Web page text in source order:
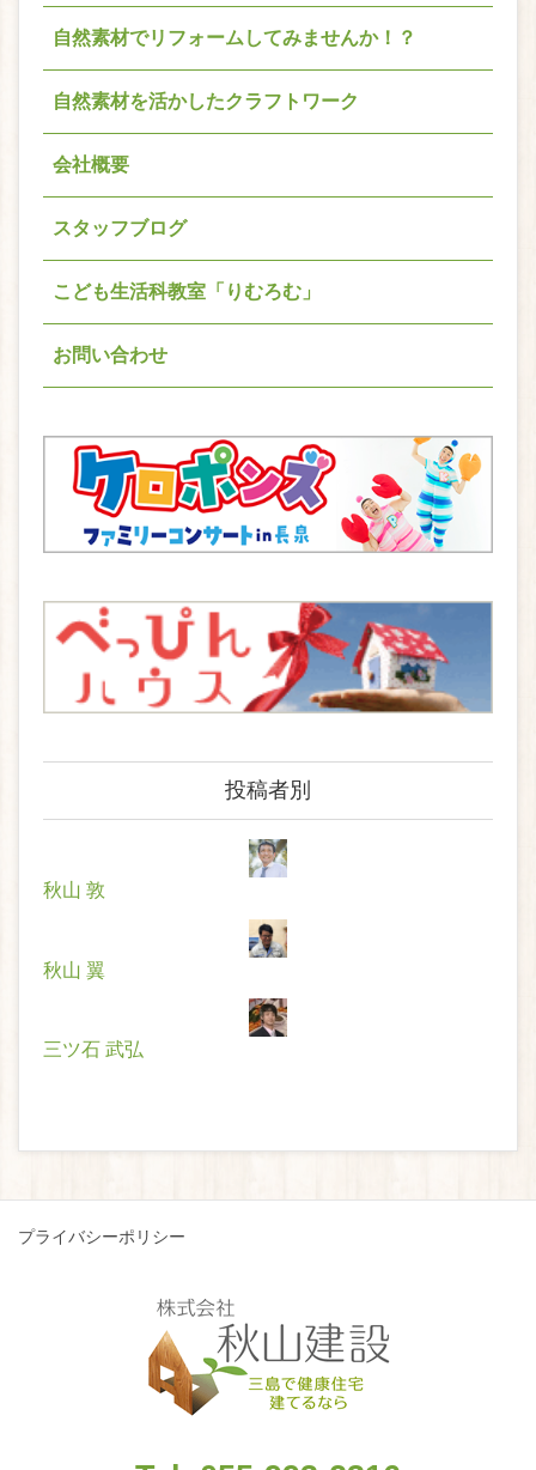
自然素材でリフォームしてみませんか！？
自然素材を活かしたクラフトワーク
会社概要
スタッフブログ
こども生活科教室「りむろむ」
お問い合わせ
投稿者別
秋山 敦
秋山 翼
三ツ石 武弘
プライバシーポリシー